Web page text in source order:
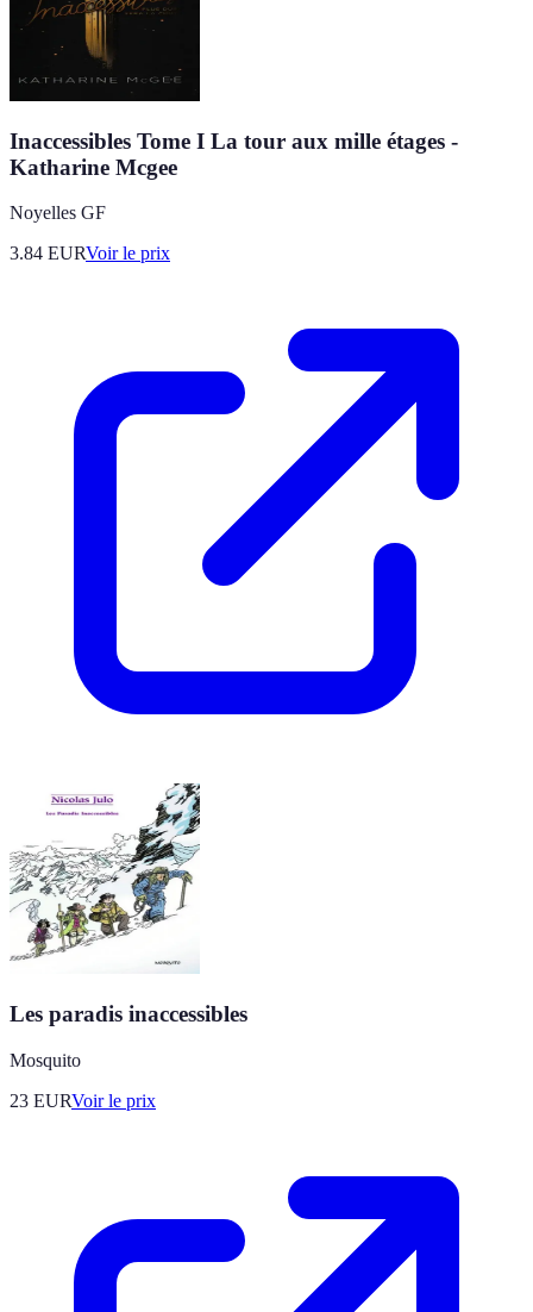
Inaccessibles Tome I La tour aux mille étages -
Katharine Mcgee
Noyelles GF
3.84 EURVoir le prix
Les paradis inaccessibles
Mosquito
23 EURVoir le prix